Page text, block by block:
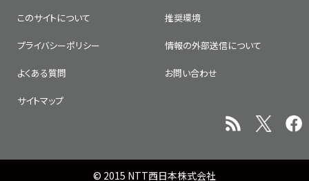
このサイトについて 推奨環境
プライバシーポリシー 情報の外部送信について
よくある質問 お問い合わせ
サイトマップ
© 2015 NTT西日本株式会社